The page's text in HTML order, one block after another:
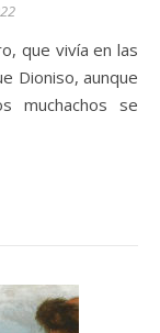
Dioniso, aunque
muchachos se